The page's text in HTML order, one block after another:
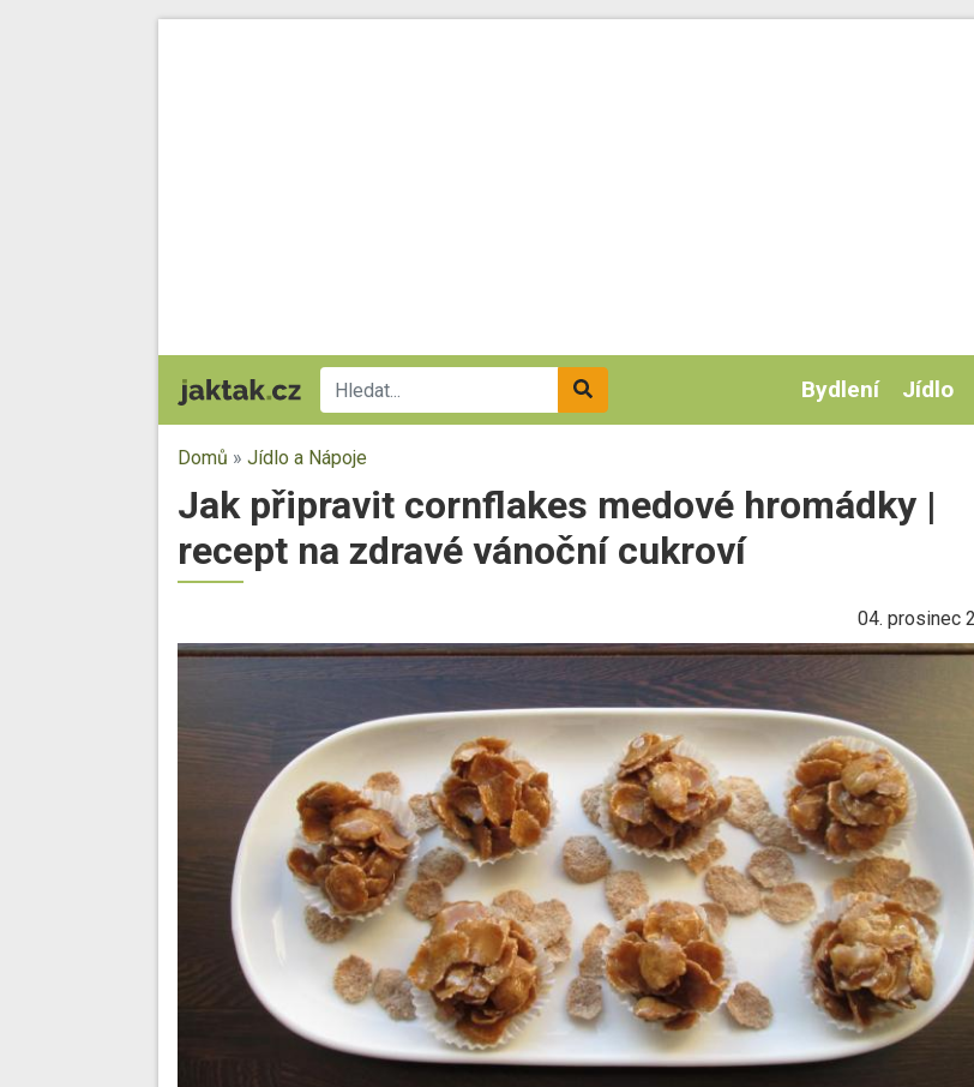
Bydlení Jídlo
Domů » Jídlo a Nápoje
Jak připravit cornflakes medové hromádky |
recept na zdravé vánoční cukroví
04. prosinec